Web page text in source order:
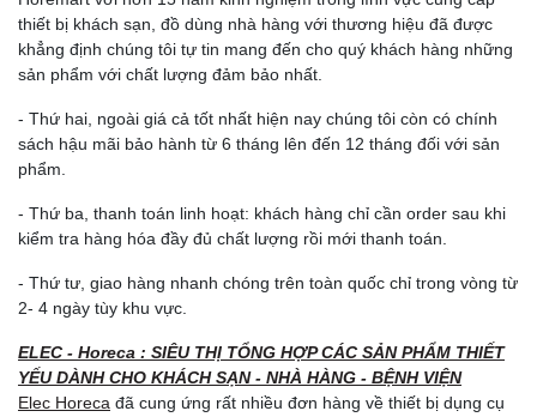
thiết bị khách sạn, đồ dùng nhà hàng với thương hiệu đã được
khẳng định chúng tôi tự tin mang đến cho quý khách hàng những
sản phẩm với chất lượng đảm bảo nhất.
- Thứ hai, ngoài giá cả tốt nhất hiện nay chúng tôi còn có chính
sách hậu mãi bảo hành từ 6 tháng lên đến 12 tháng đối với sản
phẩm.
- Thứ ba, thanh toán linh hoạt: khách hàng chỉ cần order sau khi
kiểm tra hàng hóa đầy đủ chất lượng rồi mới thanh toán.
- Thứ tư, giao hàng nhanh chóng trên toàn quốc chỉ trong vòng từ
2- 4 ngày tùy khu vực.
ELEC - Horeca : SIÊU THỊ TỔNG HỢP CÁC SẢN PHẨM THIẾT
YẾU DÀNH CHO KHÁCH SẠN - NHÀ HÀNG - BỆNH VIỆN
Elec Horeca đã cung ứng rất nhiều đơn hàng về thiết bị dụng cụ